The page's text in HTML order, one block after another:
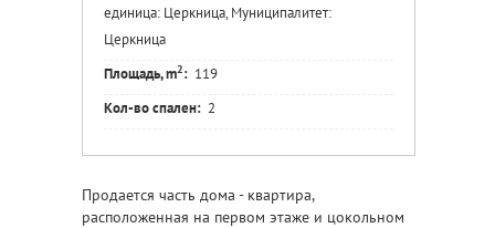
единица: Церкница, Муниципалитет:
Церкница
Площадь, m2: 119
Кол-во спален: 2
Продается часть дома - квартира,
расположенная на первом этаже и цокольном